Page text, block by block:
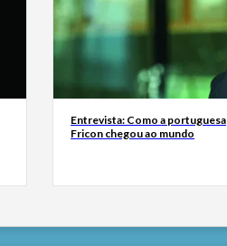
Entrevista: Como a portuguesa
Fricon chegou ao mundo